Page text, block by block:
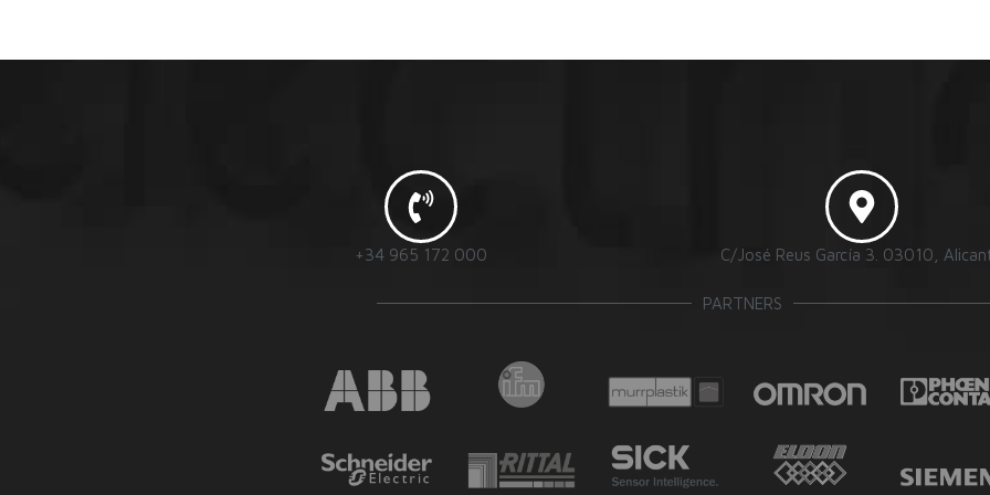
+34 965 172 000 C/José Reus García 3. 03010,
PARTNERS